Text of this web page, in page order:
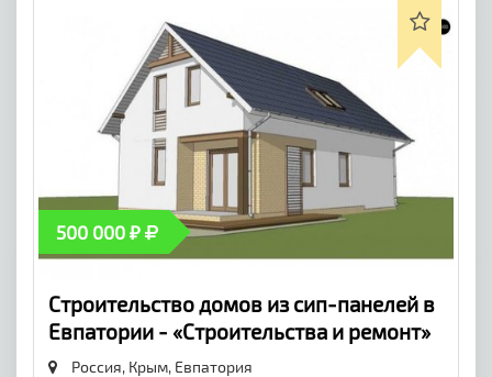
500 000 ₽
Строительство домов из сип-панелей в
Евпатории - «Строительства и ремонт»
Россия, Крым, Евпатория